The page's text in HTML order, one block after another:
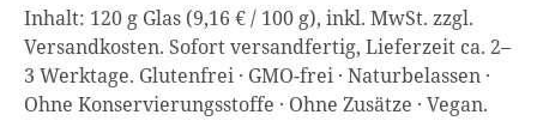
Inhalt: 120 g Glas (9,16 € / 100 g), inkl. MwSt. zzgl.
Versandkosten. Sofort versandfertig, Lieferzeit ca. 2–
3 Werktage. Glutenfrei · GMO-frei · Naturbelassen ·
Ohne Konservierungsstoffe · Ohne Zusätze · Vegan.